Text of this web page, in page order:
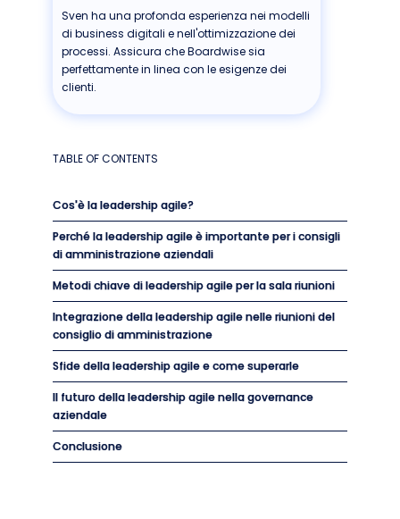
Sven ha una profonda esperienza nei modelli
di business digitali e nell'ottimizzazione dei
processi. Assicura che Boardwise sia
perfettamente in linea con le esigenze dei
clienti.
TABLE OF CONTENTS
Cos'è la leadership agile?
Perché la leadership agile è importante per i consigli
di amministrazione aziendali
Metodi chiave di leadership agile per la sala riunioni
Integrazione della leadership agile nelle riunioni del
consiglio di amministrazione
Sfide della leadership agile e come superarle
Il futuro della leadership agile nella governance
aziendale
Conclusione